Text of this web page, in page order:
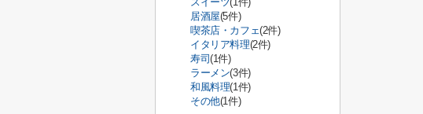
居酒屋(5件)
喫茶店・カフェ(2件)
イタリア料理(2件)
寿司(1件)
ラーメン(3件)
和風料理(1件)
その他(1件)